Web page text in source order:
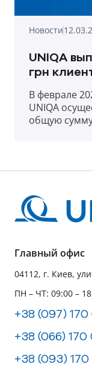
Новости
UNIQA
грн
В феврале
UNIQA
общую
Главный офис
04112, г. Киев,
ПН – ЧТ: 09:00 –
+38 (097)
+38 (066)
+38 (093)